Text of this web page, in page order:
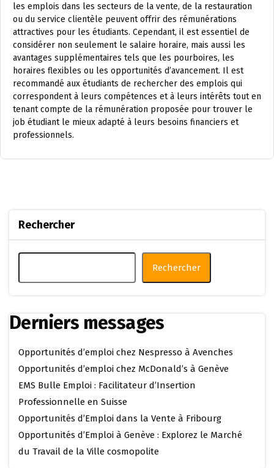
les emplois dans les secteurs de la vente, de la restauration
ou du service clientèle peuvent offrir des rémunérations
attractives pour les étudiants. Cependant, il est essentiel de
considérer non seulement le salaire horaire, mais aussi les
avantages supplémentaires tels que les pourboires, les
horaires flexibles ou les opportunités d’avancement. Il est
recommandé aux étudiants de rechercher des emplois qui
correspondent à leurs compétences et à leurs intérêts tout en
tenant compte de la rémunération proposée pour trouver le
job étudiant le mieux adapté à leurs besoins financiers et
professionnels.
Rechercher
Rechercher
Derniers messages
Opportunités d’emploi chez Nespresso à Avenches
Opportunités d’emploi chez McDonald’s à Genève
EMS Bulle Emploi : Facilitateur d’Insertion
Professionnelle en Suisse
Opportunités d’Emploi dans la Vente à Fribourg
Opportunités d’Emploi à Genève : Explorez le Marché
du Travail de la Ville cosmopolite